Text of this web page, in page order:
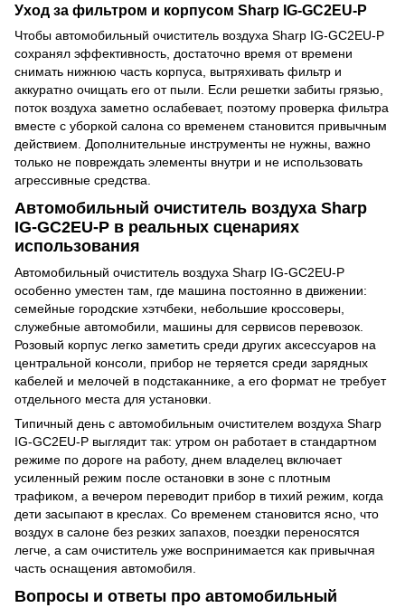
Уход за фильтром и корпусом Sharp IG-GC2EU-P
Чтобы автомобильный очиститель воздуха Sharp IG-GC2EU-P
сохранял эффективность, достаточно время от времени
снимать нижнюю часть корпуса, вытряхивать фильтр и
аккуратно очищать его от пыли. Если решетки забиты грязью,
поток воздуха заметно ослабевает, поэтому проверка фильтра
вместе с уборкой салона со временем становится привычным
действием. Дополнительные инструменты не нужны, важно
только не повреждать элементы внутри и не использовать
агрессивные средства.
Автомобильный очиститель воздуха Sharp
IG-GC2EU-P в реальных сценариях
использования
Автомобильный очиститель воздуха Sharp IG-GC2EU-P
особенно уместен там, где машина постоянно в движении:
семейные городские хэтчбеки, небольшие кроссоверы,
служебные автомобили, машины для сервисов перевозок.
Розовый корпус легко заметить среди других аксессуаров на
центральной консоли, прибор не теряется среди зарядных
кабелей и мелочей в подстаканнике, а его формат не требует
отдельного места для установки.
Типичный день с автомобильным очистителем воздуха Sharp
IG-GC2EU-P выглядит так: утром он работает в стандартном
режиме по дороге на работу, днем владелец включает
усиленный режим после остановки в зоне с плотным
трафиком, а вечером переводит прибор в тихий режим, когда
дети засыпают в креслах. Со временем становится ясно, что
воздух в салоне без резких запахов, поездки переносятся
легче, а сам очиститель уже воспринимается как привычная
часть оснащения автомобиля.
Вопросы и ответы про автомобильный